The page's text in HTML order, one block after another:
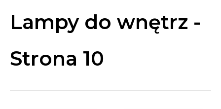
Lampy do wnętrz -
Strona 10